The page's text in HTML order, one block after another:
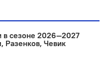
в сезоне 2026—2027
Разенков, Чевик